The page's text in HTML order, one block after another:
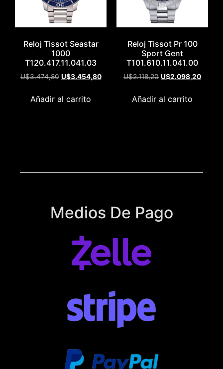
Reloj Tissot Seastar
1000
T120.417.11.041.03
U$3.474,80 U$3.454,80
Añadir al carrito
Reloj Tissot Pr 100
Sport Gent
T101.610.11.041.00
U$2.118,20 U$2.098,20
Añadir al carrito
Medios De Pago